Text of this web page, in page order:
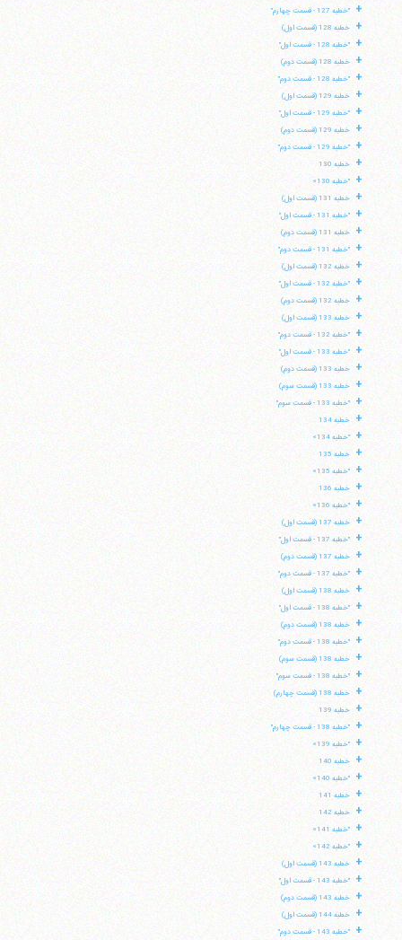
+ "خطبه 127 - قسمت چهارم"
+ خطبه 128 (قسمت اول)
+ "خطبه 128 - قسمت اول"
+ خطبه 128 (قسمت دوم)
+ "خطبه 128 - قسمت دوم"
+ خطبه 129 (قسمت اول)
+ "خطبه 129 - قسمت اول"
+ خطبه 129 (قسمت دوم)
+ "خطبه 129 - قسمت دوم"
+ خطبه 130
+ "خطبه 130»
+ خطبه 131 (قسمت اول)
+ "خطبه 131 - قسمت اول"
+ خطبه 131 (قسمت دوم)
+ "خطبه 131 - قسمت دوم"
+ خطبه 132 (قسمت اول)
+ "خطبه 132 - قسمت اول"
+ خطبه 132 (قسمت دوم)
+ خطبه 133 (قسمت اول)
+ "خطبه 132 - قسمت دوم"
+ "خطبه 133 - قسمت اول"
+ خطبه 133 (قسمت دوم)
+ خطبه 133 (قسمت سوم)
+ "خطبه 133 - قسمت سوم"
+ خطبه 134
+ "خطبه 134»
+ خطبه 135
+ "خطبه 135»
+ خطبه 136
+ "خطبه 136»
+ خطبه 137 (قسمت اول)
+ "خطبه 137 - قسمت اول"
+ خطبه 137 (قسمت دوم)
+ "خطبه 137 - قسمت دوم"
+ خطبه 138 (قسمت اول)
+ "خطبه 138 - قسمت اول"
+ خطبه 138 (قسمت دوم)
+ "خطبه 138 - قسمت دوم"
+ خطبه 138 (قسمت سوم)
+ "خطبه 138 - قسمت سوم"
+ خطبه 138 (قسمت چهارم)
+ خطبه 139
+ "خطبه 138 - قسمت چهارم"
+ "خطبه 139»
+ خطبه 140
+ "خطبه 140»
+ خطبه 141
+ خطبه 142
+ "خطبه 141»
+ "خطبه 142»
+ خطبه 143 (قسمت اول)
+ "خطبه 143 - قسمت اول"
+ خطبه 143 (قسمت دوم)
+ خطبه 144 (قسمت اول)
+ "خطبه 143 - قسمت دوم"